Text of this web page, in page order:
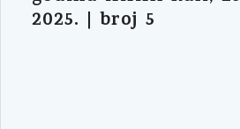
2025. | broj 5